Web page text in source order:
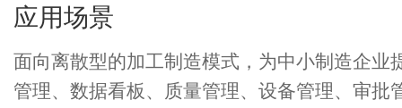
应用场景
面向离散型的加工制造模式，为中小制造企
管理、数据看板、质量管理、设备管理、审